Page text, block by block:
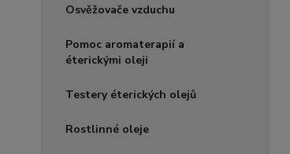
Osvěžovače vzduchu
Pomoc aromaterapií a
éterickými oleji
Testery éterických olejů
Rostlinné oleje